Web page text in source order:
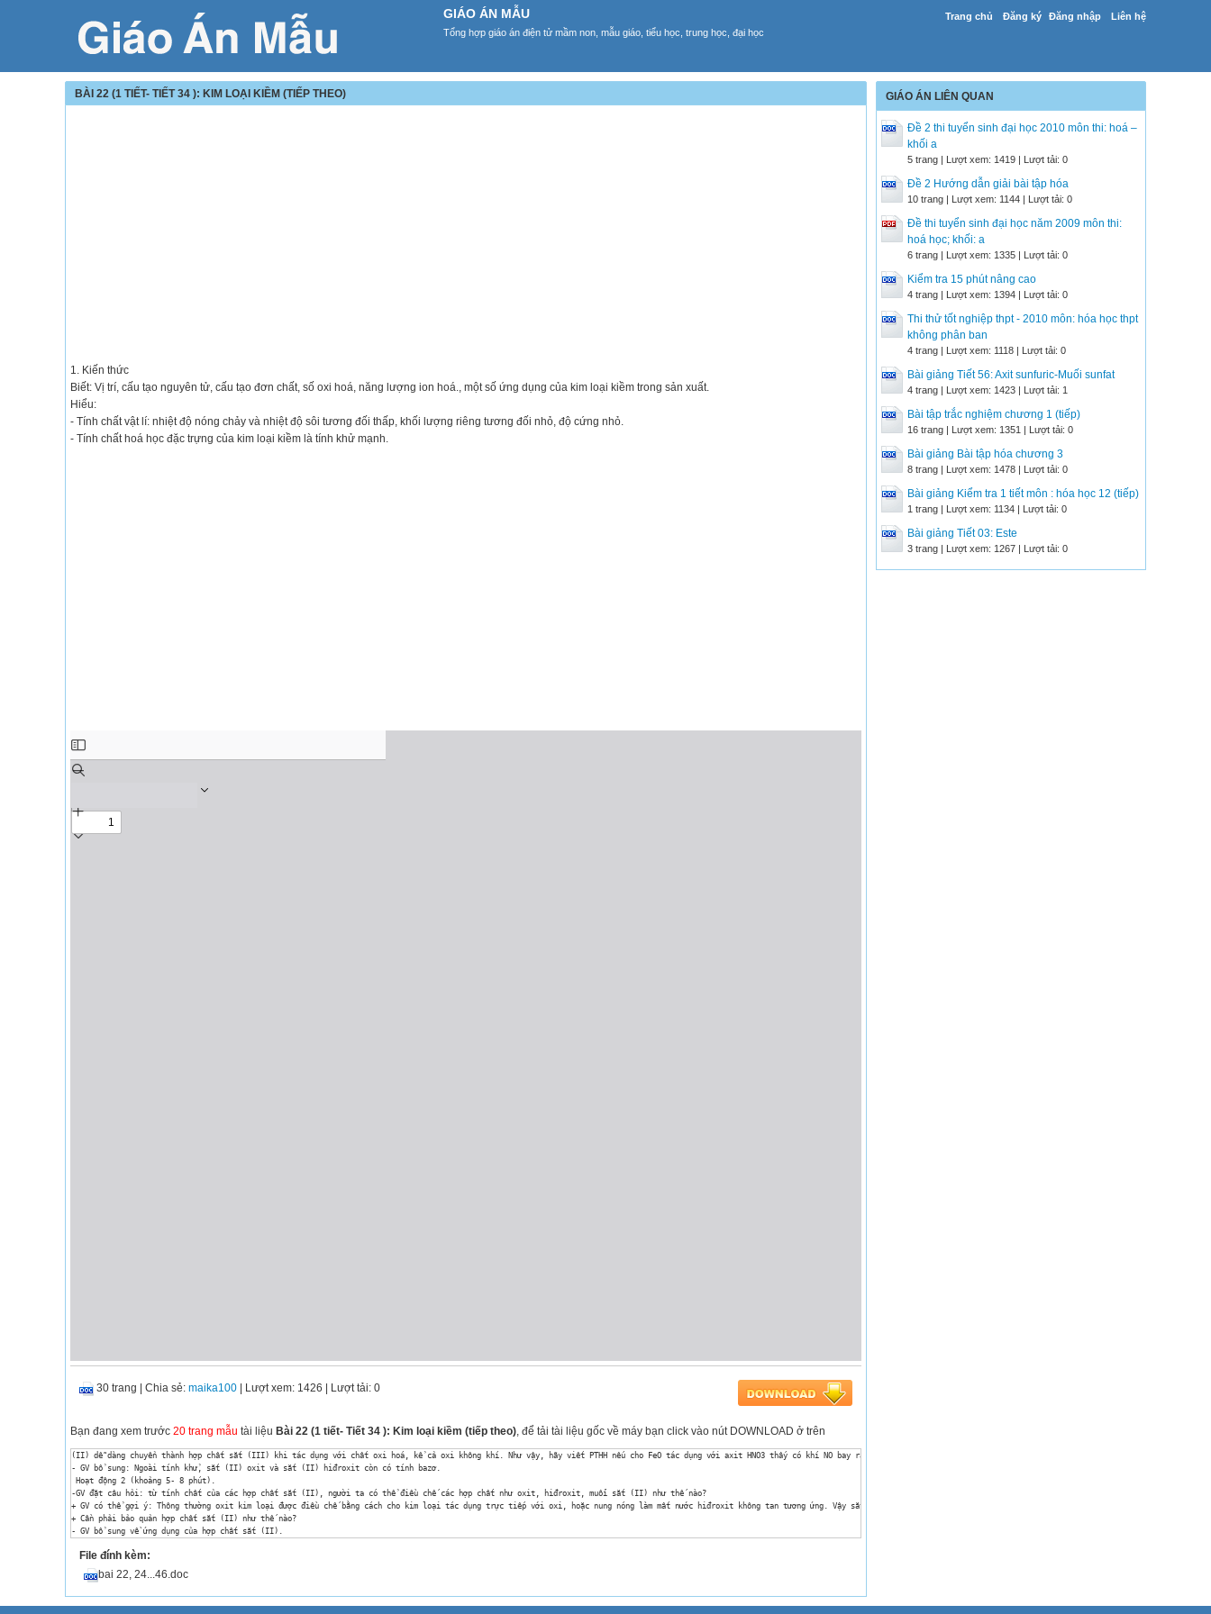
Trang chủ Đăng ký Đăng nhập Liên hệ
GIÁO ÁN MẪU
Tổng hợp giáo án điện tử mầm non, mẫu giáo, tiểu học, trung học, đại học
BÀI 22 (1 TIẾT- TIẾT 34 ): KIM LOẠI KIỀM (TIẾP THEO)
1. Kiến thức
Biết: Vị trí, cấu tạo nguyên tử, cấu tạo đơn chất, số oxi hoá, năng lượng ion hoá., một số ứng dụng của kim loại kiềm trong sản xuất.
Hiểu:
- Tính chất vật lí: nhiệt độ nóng chảy và nhiệt độ sôi tương đối thấp, khối lượng riêng tương đối nhỏ, độ cứng nhỏ.
- Tính chất hoá học đặc trựng của kim loại kiềm là tính khử mạnh.
30 trang Chia sẻ: maika100 | Lượt xem: 1426 | Lượt tải: 0
Bạn đang xem trước 20 trang mẫu tài liệu Bài 22 (1 tiết- Tiết 34 ): Kim loại kiềm (tiếp theo), để tải tài liệu gốc về máy bạn click vào nút DOWNLOAD ở trên
(II) dễ dàng chuyển thành hợp chất sắt (III) khi tác dụng với chất oxi hoá, kể cả oxi không khí. Như vậy, hãy viết PTHH nếu cho FeO tác dụng với axit HNO3 thấy có khí NO bay ra và phản ứng của FeCl2 tác dụng với clo.
- GV bổ sung: Ngoài tính khử, sắt (II) oxit và sắt (II) hiđroxit còn có tính bazơ.
Hoạt động 2 (khoảng 5- 8 phút).
-GV đặt câu hỏi: từ tính chất của các hợp chất sắt (II), người ta có thể điều chế các hợp chất như oxit, hiđroxit, muối sắt (II) như thế nào?
+ GV có thể gợi ý: Thông thường oxit kim loại được điều chế bằng cách cho kim loại tác dụng trực tiếp với oxi, hoặc nung nóng làm mất nước hiđroxit không tan tương ứng. Vậy sắt (II) oxit có thể điều chế bằng cáh đó được không? tại sao?
+ Cần phải bảo quản hợp chất sắt (II) như thế nào?
- GV bổ sung về ứng dụng của hợp chất sắt (II).
Hoạt động 3 (10 - 12 phút)
- GV cho HS dự đoán Tính chất hoá học cơ bản của hợp chất sắt (III). Gợi ý:
+ Trong hợp chất sắt (III), sắt có số oxi hoá là +3. trong các phản ứng hoá học, số oxi hoá này có thể thay đổi như thế nào? Viết sơ đồ tao đổi elẻcton của Fe+3.
- GV chốt lại: Tính chất hoá học đặc trưng của hợp chất sắt (III) là tính oxi hoá.
File đính kèm:
bai 22, 24...46.doc
GIÁO ÁN LIÊN QUAN
Đề 2 thi tuyển sinh đại học 2010 môn thi: hoá –
khối a
5 trang | Lượt xem: 1419 | Lượt tải: 0
Đề 2 Hướng dẫn giải bài tập hóa
10 trang | Lượt xem: 1144 | Lượt tải: 0
Đề thi tuyển sinh đại học năm 2009 môn thi:
hoá học; khối: a
6 trang | Lượt xem: 1335 | Lượt tải: 0
Kiểm tra 15 phút nâng cao
4 trang | Lượt xem: 1394 | Lượt tải: 0
Thi thử tốt nghiệp thpt - 2010 môn: hóa học thpt
không phân ban
4 trang | Lượt xem: 1118 | Lượt tải: 0
Bài giảng Tiết 56: Axit sunfuric-Muối sunfat
4 trang | Lượt xem: 1423 | Lượt tải: 1
Bài tập trắc nghiệm chương 1 (tiếp)
16 trang | Lượt xem: 1351 | Lượt tải: 0
Bài giảng Bài tập hóa chương 3
8 trang | Lượt xem: 1478 | Lượt tải: 0
Bài giảng Kiểm tra 1 tiết môn : hóa học 12 (tiếp)
1 trang | Lượt xem: 1134 | Lượt tải: 0
Bài giảng Tiết 03: Este
3 trang | Lượt xem: 1267 | Lượt tải: 0